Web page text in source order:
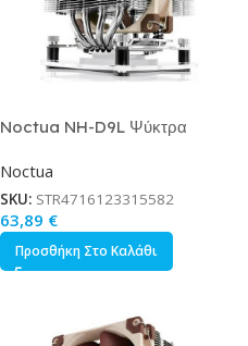
Noctua NH-D9L Ψύκτρα
115x/AM3/AM3 Ασημί
Noctua
SKU: STR4716123315582
63,89 €
Προσθήκη Στο Καλάθι